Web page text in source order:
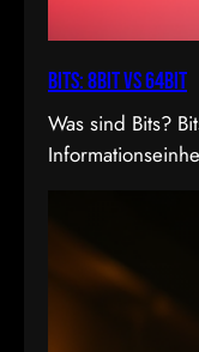
Bits: 8bit vs 64bit
Was sind Bits?
Farbdarstellung
Tiefe eine